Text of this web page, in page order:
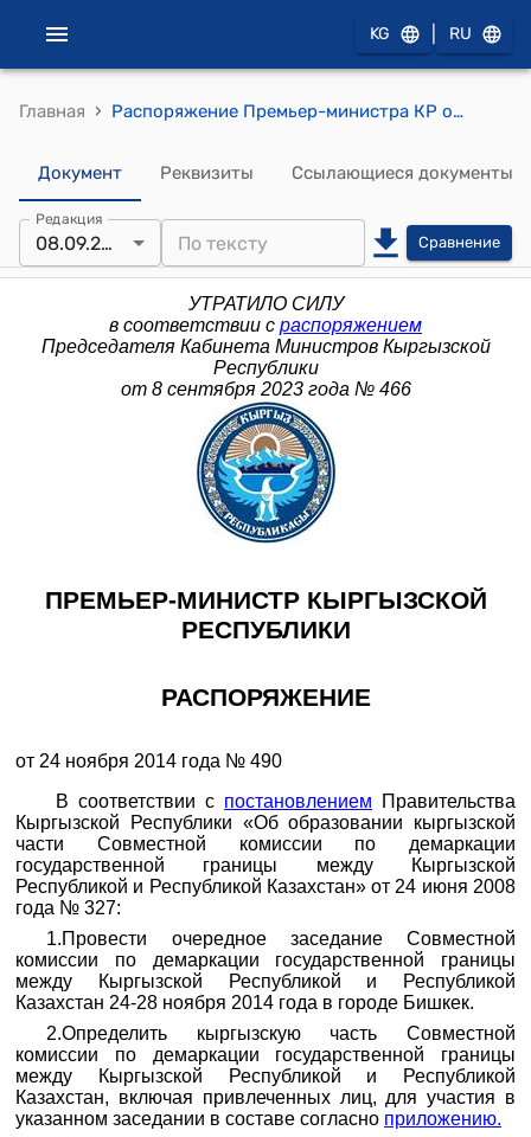
KG RU
Главная › Распоряжение Премьер-министра КР от 24 ноября 2014 года № 490 (О проведении заседания Совместной комиссии по демаркации гсударственной границы между КР и Республики Казахстан)
Документ Реквизиты Ссылающиеся документы
Редакция
08.09.2023 Сравнение